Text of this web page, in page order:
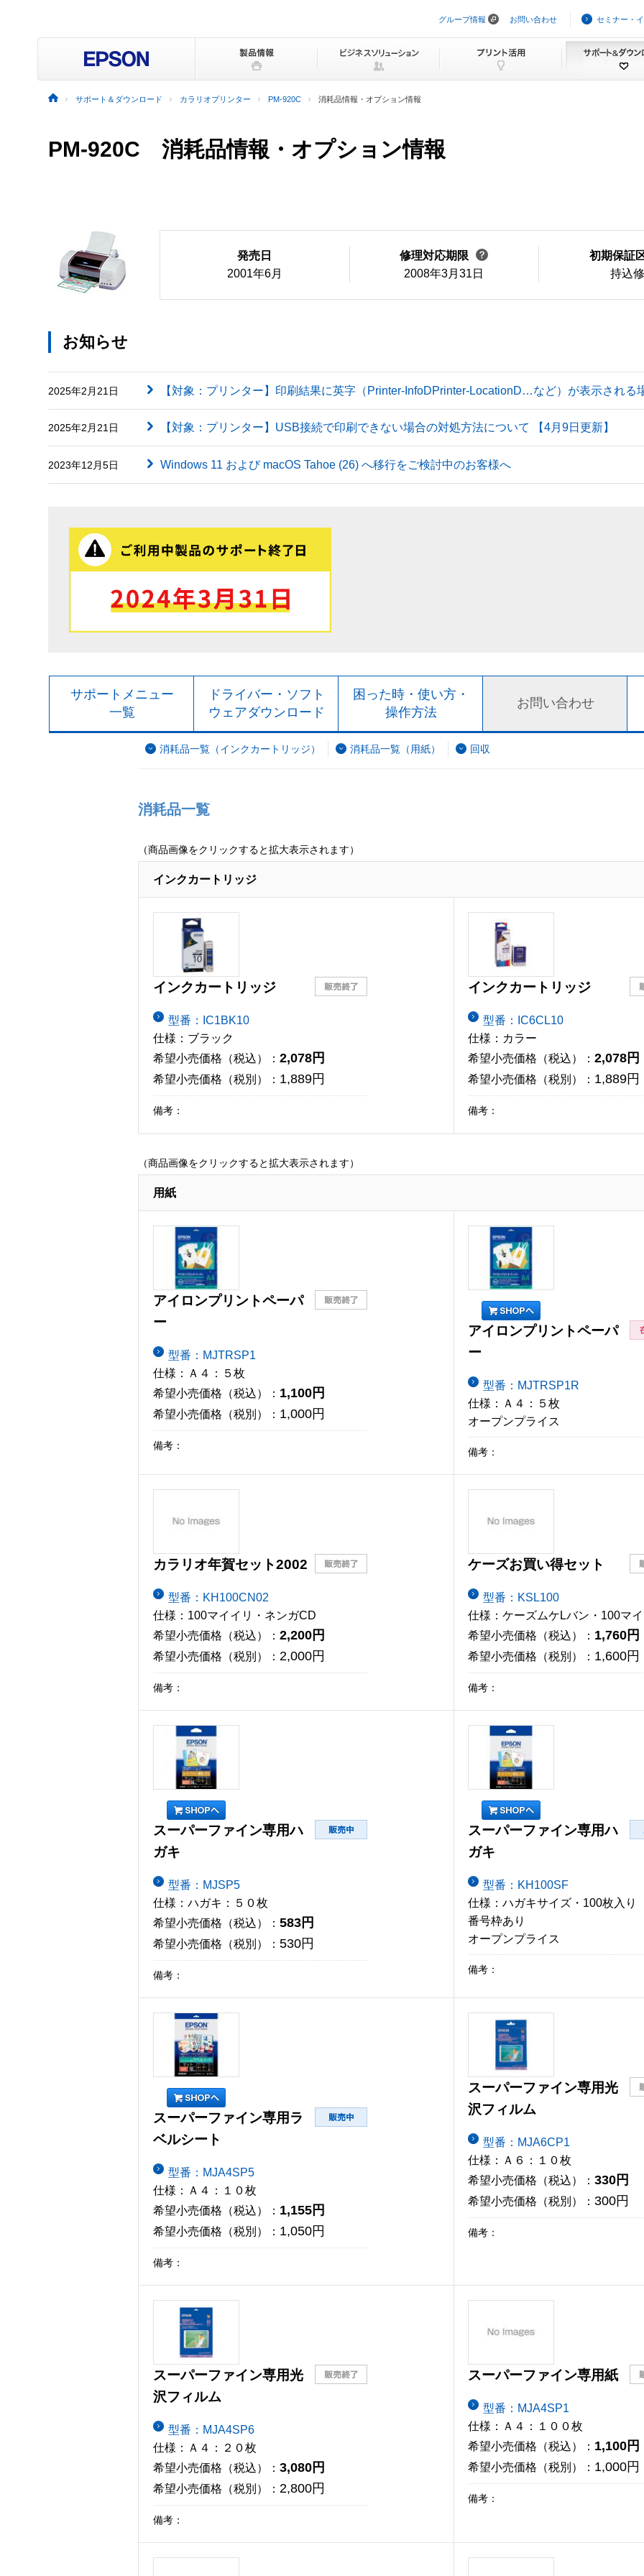
ビ
ョ
ッ
プ
グループ情報 お問い合わせ セミナー・
サポート＆ダウンロード カラリオプリンター PM-920C 消耗品情報・オプション情報
PM-920C 消耗品情報・オプション情報
発売日
2001年6月
修理対応期限
2008年3月31日
初期保証
持込
お知らせ
2025年2月21日 【対象：プリンター】印刷結果に英字（Printer-InfoDPrinter-LocationD…など）が表示される
2025年2月21日 【対象：プリンター】USB接続で印刷できない場合の対処方法について 【4月9日更新】
2023年12月5日 Windows 11 および macOS Tahoe (26) へ移行をご検討中のお客様へ
サポートメニュー
一覧
ドライバー・ソフト
ウェアダウンロード
困った時・使い方・
操作方法
お問い合わせ
消耗品一覧（インクカートリッジ） 消耗品一覧（用紙） 回収
消耗品一覧
（商品画像をクリックすると拡大表示されます）
インクカートリッジ
インクカートリッジ
型番：IC1BK10
仕様：ブラック
希望小売価格（税込）： 2,078円
希望小売価格（税別）： 1,889円
備考：
インクカートリッジ
型番：IC6CL10
仕様：カラー
希望小売価格（税込）： 2,078円
希望小売価格（税別）： 1,889円
備考：
（商品画像をクリックすると拡大表示されます）
用紙
アイロンプリントペーパ
ー
型番：MJTRSP1
仕様：Ａ４：５枚
希望小売価格（税込）： 1,100円
希望小売価格（税別）： 1,000円
備考：
アイロンプリントペーパ
ー
型番：MJTRSP1R
仕様：Ａ４：５枚
オープンプライス
備考：
カラリオ年賀セット2002
型番：KH100CN02
仕様：100マイイリ・ネンガCD
希望小売価格（税込）： 2,200円
希望小売価格（税別）： 2,000円
備考：
ケーズお買い得セット
型番：KSL100
仕様：ケーズムケLバン・100マイ
希望小売価格（税込）： 1,760円
希望小売価格（税別）： 1,600円
備考：
スーパーファイン専用ハ
ガキ
型番：MJSP5
仕様：ハガキ：５０枚
希望小売価格（税込）： 583円
希望小売価格（税別）： 530円
備考：
スーパーファイン専用ハ
ガキ
型番：KH100SF
仕様：ハガキサイズ・100枚入
番号枠あり
オープンプライス
備考：
スーパーファイン専用ラ
ベルシート
型番：MJA4SP5
仕様：Ａ４：１０枚
希望小売価格（税込）： 1,155円
希望小売価格（税別）： 1,050円
備考：
スーパーファイン専用光
沢フィルム
型番：MJA6CP1
仕様：Ａ６：１０枚
希望小売価格（税込）： 330円
希望小売価格（税別）： 300円
備考：
スーパーファイン専用光
沢フィルム
型番：MJA4SP6
仕様：Ａ４：２０枚
希望小売価格（税込）： 3,080円
希望小売価格（税別）： 2,800円
備考：
スーパーファイン専用紙
型番：MJA4SP1
仕様：Ａ４：１００枚
希望小売価格（税込）： 1,100円
希望小売価格（税別）： 1,000円
備考：